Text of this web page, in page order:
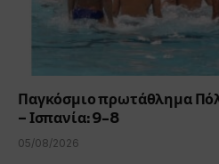
Παγκόσμιο πρωτάθλημα
– Ισπανία: 9-8
05/08/2026